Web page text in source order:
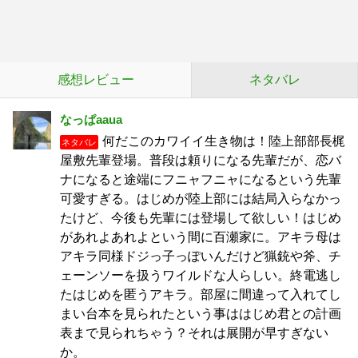
感想レビュー ネタバレ
なっぱaaua
ネタバレ
何だこのカワイイ生き物は！陸上部部長梶
屋敷先輩登場。普段は頼りになる先輩だが、恋バ
ナになると途端にフニャフニャになるという先輩
可愛すぎる。はじめが陸上部には結局入らなかっ
たけど、今後も先輩には登場して欲しい！はじめ
があれよあれよという間に百瀬家に。アキラ母は
アキラ同様ドジっ子っぽいんだけど猟銃や斧、チ
ェーンソーを扱うワイルドな人らしい。終電逃し
たはじめを匿うアキラ。部屋に間違って入れてし
まい台本を見られたという事ははじめ君との計画
表まで見られちゃう？それは展開が早すぎない
か。